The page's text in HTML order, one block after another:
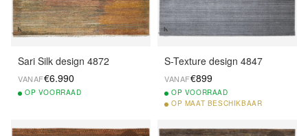
Sari Silk design 4872
VANAF€6.990
OP VOORRAAD
S-Texture design 4847
VANAF€899
OP VOORRAAD
OP MAAT BESCHIKBAAR